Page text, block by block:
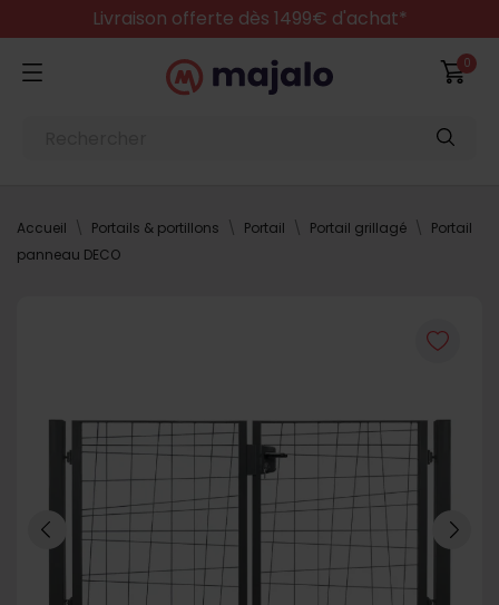
Livraison offerte dès 1499€ d'achat*
0
Accueil Portails & portillons Portail Portail grillagé
Portail
panneau DECO